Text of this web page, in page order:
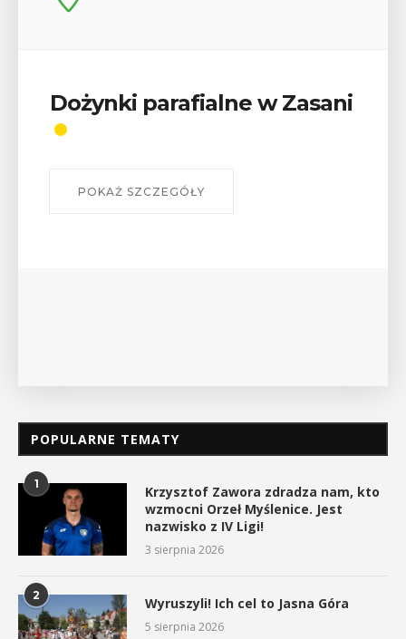
Dożynki parafialne w Zasani
POKAŻ SZCZEGÓŁY
POPULARNE TEMATY
1
Krzysztof Zawora zdradza nam, kto
wzmocni Orzeł Myślenice. Jest
nazwisko z IV Ligi!
3 sierpnia 2026
2 Wyruszyli! Ich cel to Jasna Góra
5 sierpnia 2026